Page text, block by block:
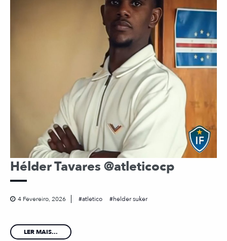
Hélder Tavares @atleticocp
4 Fevereiro, 2026 atletico helder suker
LER MAIS...